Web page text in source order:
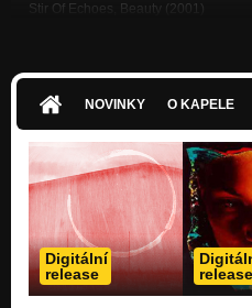
Stir Of Echoes, Beauty (2001)
Stir Of Echoes, Torn (2001)
Nezařazeno
Stir Of Echoes, Skylines (2001)
Nezařazeno
Stir Of Echoes, Statues Look Alike
Nezařazeno
NOVINKY O KAPELE
Digitální
release
release